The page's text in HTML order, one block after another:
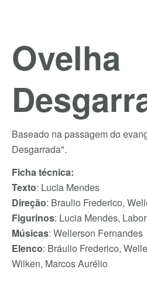
Ovelha
Baseado na passagem do
Desgarrada".
Ficha técnica:
Texto: Lucia Mendes
Direção: Braulio Frederico,
Figurinos: Lucia Mendes,
Músicas: Wellerson Fernandes
Elenco: Bráulio Frederico,
Wilken, Marcos Aurélio